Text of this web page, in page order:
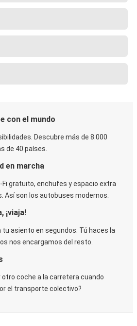
con el mundo
Descubre más de 8.000
de 40 países.
en marcha
Fi gratuito, enchufes y espacio extra
Así son los autobuses modernos.
¡viaja!
tu asiento en segundos. Tú haces la
nos encargamos del resto.
otro coche a la carretera cuando
el transporte colectivo?